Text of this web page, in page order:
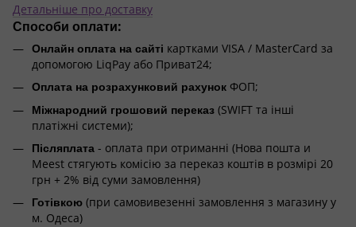
Детальніше про доставку
Способи оплати:
Онлайн оплата на сайті картками VISA / MasterCard за
допомогою LiqPay або Приват24;
Оплата на розрахунковий рахунок ФОП;
Міжнародний грошовий переказ (SWIFT та інші
платіжні системи);
Післяплата - оплата при отриманні (Нова пошта и
Meest стягують комісію за переказ коштів в розмірі 20
грн + 2% від суми замовлення)
Готівкою (при самовивезенні замовлення з магазину у
м. Одеса)